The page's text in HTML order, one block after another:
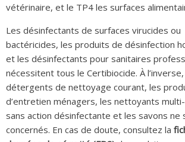
vétérinaire, et le TP4 les surfaces
Les désinfectants de surfaces virucides ou
bactéricides, les produits de désinfection
et les désinfectants pour sanitaires
nécessitent tous le Certibiocide. À
détergents de nettoyage courant, les
d’entretien ménagers, les nettoyants
sans action désinfectante et les savons ne
concernés. En cas de doute, consultez la